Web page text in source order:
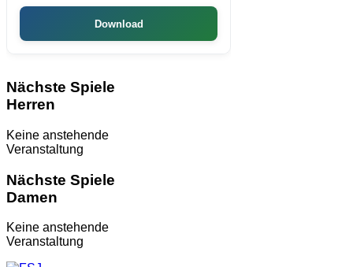
Download
Nächste Spiele
Herren
Keine anstehende
Veranstaltung
Nächste Spiele
Damen
Keine anstehende
Veranstaltung